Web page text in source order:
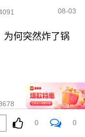
08-03
为何突然炸了锅
08-03
基泼冷水，“爱国
0 0